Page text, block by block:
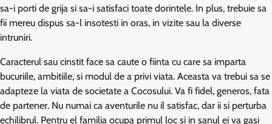
sa-i porti de grija si sa-i satisfaci toate dorintele. In plus, trebuie sa
fii mereu dispus sa-l insotesti in oras, in vizite sau la diverse
intruniri.
Caracterul sau cinstit face sa caute o fiinta cu care sa imparta
bucuriile, ambitiile, si modul de a privi viata. Aceasta va trebui sa se
adapteze la viata de societate a Cocosului. Va fi fidel, generos, fata
de partener. Nu numai ca aventurile nu il satisfac, dar ii si perturba
echilibrul. Pentru el familia ocupa primul loc si in sanul ei va gasi